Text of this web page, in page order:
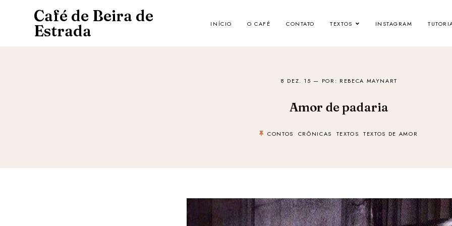
Café de Beira de
Estrada
INÍCIO O CAFÉ CONTATO TEXTOS INSTAGRAM
8 DEZ. 15 — POR: REBECA MAYNART
Amor de padaria
CONTOS CRÔNICAS TEXTOS TEXTOS DE AMOR